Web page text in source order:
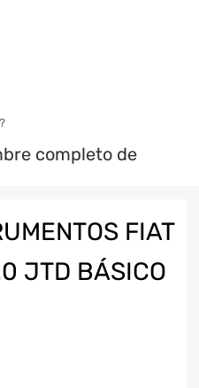
FIAT
JTD BÁSICO